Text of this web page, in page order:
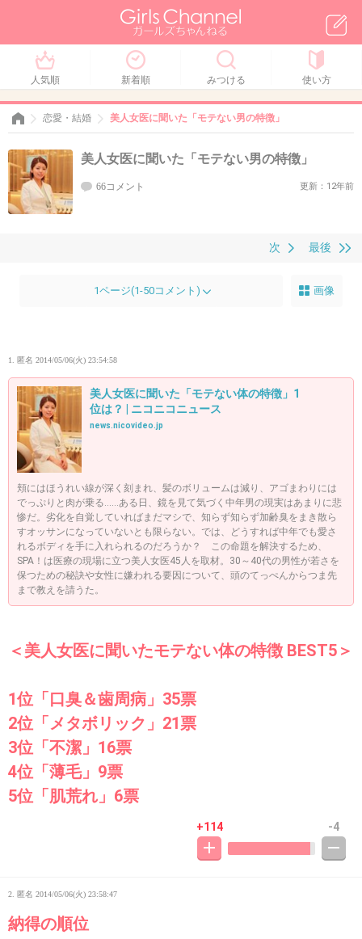
人気順 新着順 みつける 使い方
恋愛・結婚 美人女医に聞いた「モテない男の特徴」
美人女医に聞いた「モテない男の特徴」
66コメント 更新：12年前
最後
次
1ページ(1-50コメント) 画像
1. 匿名 2014/05/06(火) 23:54:58
美人女医に聞いた「モテない体の特徴」1
位は？ | ニコニコニュース
news.nicovideo.jp
頬にはほうれい線が深く刻まれ、髪のボリュームは減り、アゴまわりには
でっぷりと肉が乗る……ある日、鏡を見て気づく中年男の現実はあまりに悲
惨だ。劣化を自覚していればまだマシで、知らず知らず加齢臭をまき散ら
すオッサンになっていないとも限らない。では、どうすれば中年でも愛さ
れるボディを手に入れられるのだろうか？ この命題を解決するため、
SPA！は医療の現場に立つ美人女医45人を取材。30～40代の男性が若さを
保つための秘訣や女性に嫌われる要因について、頭のてっぺんからつま先
まで教えを請うた。
＜美人女医に聞いたモテない体の特徴 BEST5＞
1位「口臭＆歯周病」35票
2位「メタボリック」21票
3位「不潔」16票
4位「薄毛」9票
5位「肌荒れ」6票
+114 -4
2. 匿名 2014/05/06(火) 23:58:47
納得の順位